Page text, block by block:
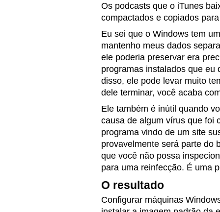
Os podcasts que o iTunes
compactados e copiados
Eu sei que o Windows tem
mantenho meus dados
ele poderia preservar era
programas instalados que eu
disso, ele pode levar muito
dele terminar, você acaba
Ele também é inútil quando
causa de algum vírus que foi
programa vindo de um site
provavelmente será parte do
que você não possa
para uma reinfecção. É uma
O resultado
Configurar máquinas